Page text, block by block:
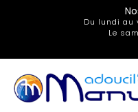
Du lundi au
Le
Panneau de gestion des